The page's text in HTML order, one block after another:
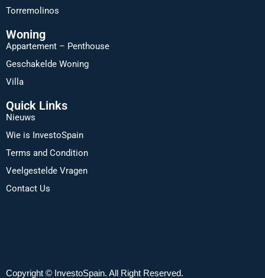
Torremolinos
Woning
Appartement – Penthouse
Geschakelde Woning
Villa
Quick Links
Nieuws
Wie is InvestoSpain
Terms and Condition
Veelgestelde Vragen
Contact Us
Copyright © InvestoSpain. All Right Reserved.